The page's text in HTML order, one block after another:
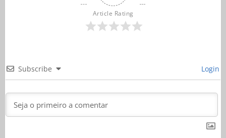
Article Rating
Subscribe Login